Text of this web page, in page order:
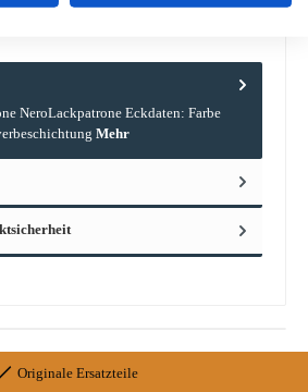
NeroLackpatrone Eckdaten: Farbe
Mehr
Originale Ersatzteile